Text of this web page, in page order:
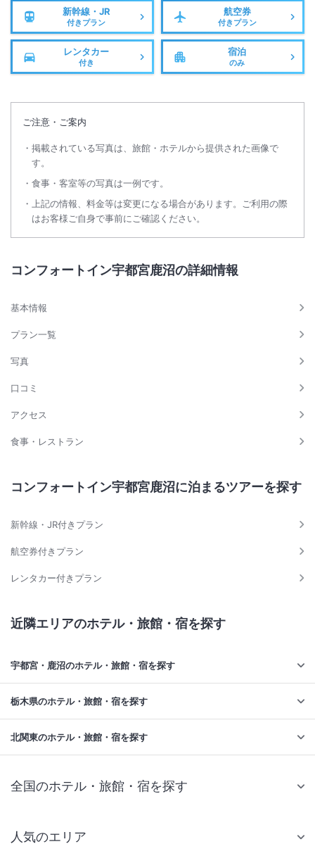
新幹線・JR
付きプラン
航空券
付きプラン
レンタカー
付き
宿泊
のみ
ご注意・ご案内
掲載されている写真は、旅館・ホテルから提供された画像で
す。
食事・客室等の写真は一例です。
上記の情報、料金等は変更になる場合があります。ご利用の際
はお客様ご自身で事前にご確認ください。
コンフォートイン宇都宮鹿沼の詳細情報
基本情報
プラン一覧
写真
口コミ
アクセス
食事・レストラン
コンフォートイン宇都宮鹿沼に泊まるツアーを探す
新幹線・JR付きプラン
航空券付きプラン
レンタカー付きプラン
近隣エリアのホテル・旅館・宿を探す
宇都宮・鹿沼のホテル・旅館・宿を探す
栃木県のホテル・旅館・宿を探す
北関東のホテル・旅館・宿を探す
全国のホテル・旅館・宿を探す
人気のエリア